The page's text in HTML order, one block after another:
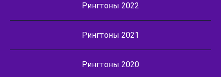
Рингтоны 2022
Рингтоны 2021
Рингтоны 2020